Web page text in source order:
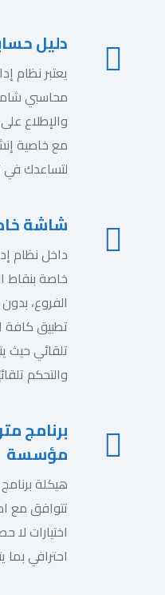
دليل
محاسبي
والإطلاع
مع خاصية
لتساعدك في
شاشة
داخل نظام
خاصة بنقاط
الفروع،
تطبيق كافة
تلقائي حيث
والتحكم
برنامج
مؤسسة
تتوافق مع
اختيارات
احترافي